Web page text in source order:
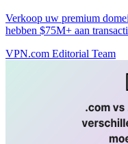
Verkoop uw premium
hebben $75M+ aan
VPN.com Editorial Team